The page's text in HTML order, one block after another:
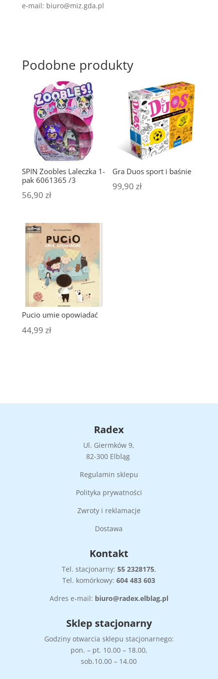
e-mail: biuro@miz.gda.pl
Podobne produkty
SPIN Zoobles Laleczka 1-
pak 6061365 /3
56,90 zł
Gra Duos sport i baśnie
99,90zł
Pucio umie opowiadać
44,99 zł
Radex
Ul. Giermków 9,
82-300 Elbląg
Regulamin sklepu
Polityka prywatności
Zwroty i reklamacje
Dostawa
Kontakt
Tel. stacjonarny: 55 2328175,
Tel. komórkowy:604 483 603
Adres e-mail: biuro@radex.elblag.pl
Sklep stacjonarny
Godziny otwarcia sklepu stacjonarnego:
pon. – pt. 10.00 – 18.00,
sob.10.00 – 14.00